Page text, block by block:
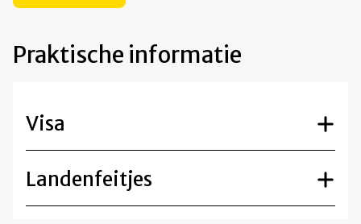
Praktische informatie
Visa
Landenfeitjes